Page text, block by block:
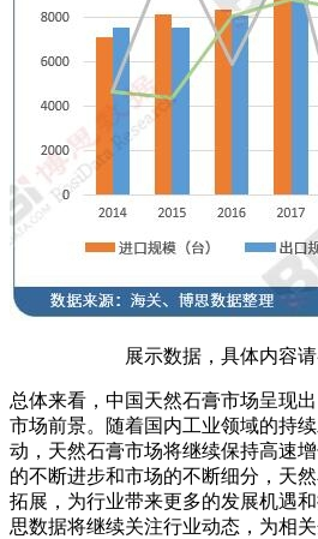
展示数据，具体内容
总体来看，中国天然石膏市场呈现
市场前景。随着国内工业领域的持
动，天然石膏市场将继续保持高速
的不断进步和市场的不断细分，天
拓展，为行业带来更多的发展机遇
思数据将继续关注行业动态，为相